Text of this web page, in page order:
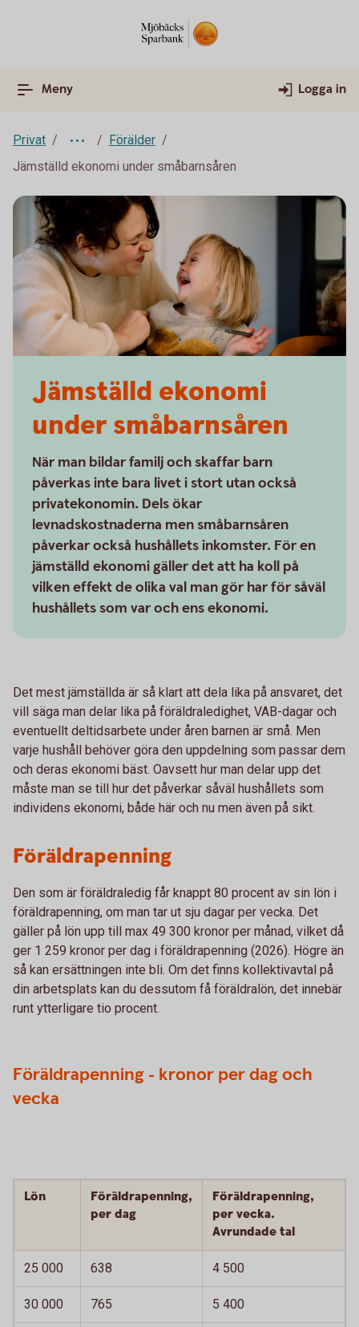
Meny Logga in
Privat
Förälder
Jämställd ekonomi under småbarnsåren
Jämställd ekonomi
under småbarnsåren
När man bildar familj och skaffar barn
påverkas inte bara livet i stort utan också
privatekonomin. Dels ökar
levnadskostnaderna men småbarnsåren
påverkar också hushållets inkomster. För en
jämställd ekonomi gäller det att ha koll på
vilken effekt de olika val man gör har för såväl
hushållets som var och ens ekonomi.
Det mest jämställda är så klart att dela lika på ansvaret, det
vill säga man delar lika på föräldraledighet, VAB-dagar och
eventuellt deltidsarbete under åren barnen är små. Men
varje hushåll behöver göra den uppdelning som passar dem
och deras ekonomi bäst. Oavsett hur man delar upp det
måste man se till hur det påverkar såväl hushållets som
individens ekonomi, både här och nu men även på sikt.
Föräldrapenning
Den som är föräldraledig får knappt 80 procent av sin lön i
föräldrapenning, om man tar ut sju dagar per vecka. Det
gäller på lön upp till max 49 300 kronor per månad, vilket då
ger 1 259 kronor per dag i föräldrapenning (2026). Högre än
så kan ersättningen inte bli. Om det finns kollektivavtal på
din arbetsplats kan du dessutom få föräldralön, det innebär
runt ytterligare tio procent.
Föräldrapenning - kronor per dag och
vecka
Lön
Föräldrapenning,
per dag
Föräldrapenning,
per vecka.
Avrundade tal
25 000 638 4 500
30 000 765 5 400